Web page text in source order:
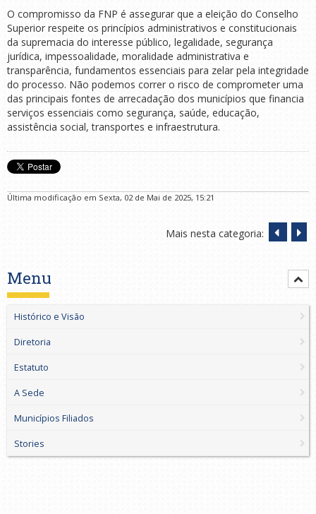
O compromisso da FNP é assegurar que a eleição do Conselho
Superior respeite os princípios administrativos e constitucionais
da supremacia do interesse público, legalidade, segurança
jurídica, impessoalidade, moralidade administrativa e
transparência, fundamentos essenciais para zelar pela integridade
do processo. Não podemos correr o risco de comprometer uma
das principais fontes de arrecadação dos municípios que financia
serviços essenciais como segurança, saúde, educação,
assistência social, transportes e infraestrutura.
Última modificação em Sexta, 02 de Mai de 2025, 15:21
Mais nesta categoria:
Menu
Histórico e Visão
Diretoria
Estatuto
A Sede
Municípios Filiados
Stories